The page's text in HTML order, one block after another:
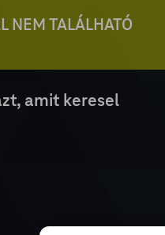
NEM TALÁLHATÓ
amit keresel